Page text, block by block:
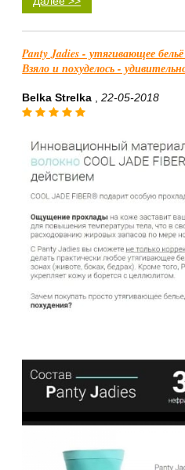
Panty Jadies - утягивающее
Взяло и похуделось -
Belka Strelka ,22-05-2018